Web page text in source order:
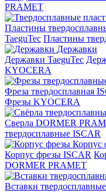
PRAMET
Пластины
TaeguTec Пластины
Державки
Державки TaeguTec
KYOCERA
Фреза твердосплавная
Фрезы KYOCERA
Сверла DORMER
твердосплавные ISCAR
Корпус
Корпус фрезы ISCAR
DORMER PRAMET
Вставки